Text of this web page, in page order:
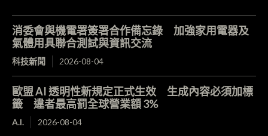
消委會與機電署簽署合作備忘錄 加強家用電器及
氣體用具聯合測試與資訊交流
科技新聞 2026-08-04
歐盟 AI 透明性新規定正式生效 生成內容必須加標
籤 違者最高罰全球營業額 3%
A.I. 2026-08-04